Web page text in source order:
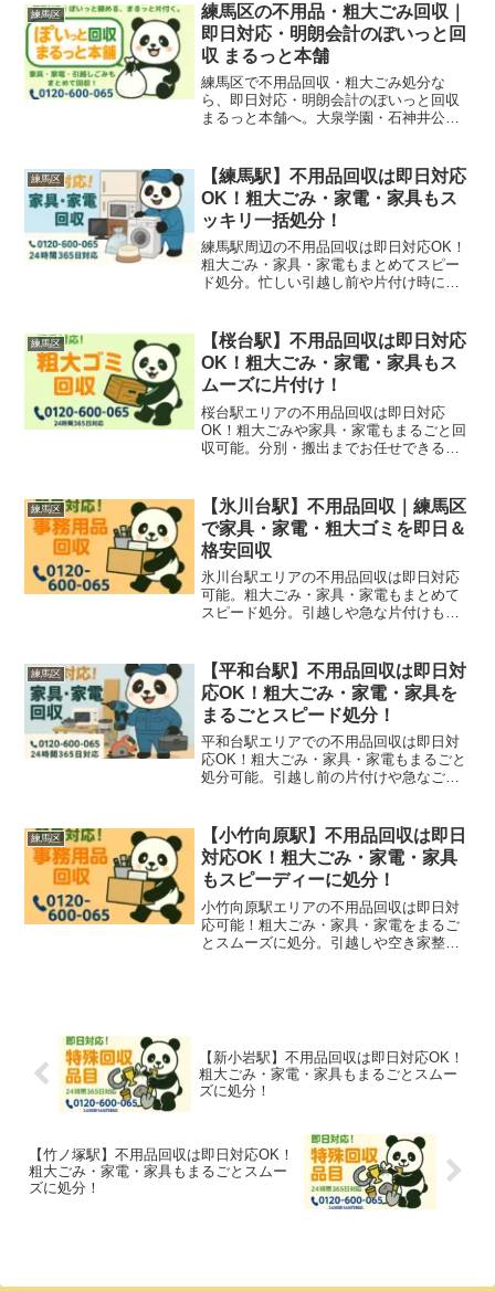
練馬区
練馬区の不用品・粗大ごみ回収｜
即日対応・明朗会計のぽいっと回
収 まるっと本舗
練馬区で不用品回収・粗大ごみ処分な
ら、即日対応・明朗会計のぽいっと回収
まるっと本舗へ。大泉学園・石神井公
に対応。家庭ごみから店舗・オフィスの
撤去まで、幅広く対応いたします。
練馬区
【練馬駅】不用品回収は即日対応
OK！粗大ごみ・家電・家具もス
ッキリ一括処分！
練馬駅周辺の不用品回収は即日対応OK！
粗大ごみ・家具・家電もまとめてスピー
ド処分。忙しい引越し前や片付け時にも
練馬区
【桜台駅】不用品回収は即日対応
OK！粗大ごみ・家電・家具もス
ムーズに片付け！
桜台駅エリアの不用品回収は即日対応
OK！粗大ごみや家具・家電もまるごと回
収可能。分別・搬出までお任せできる安
練馬区
【氷川台駅】不用品回収｜練馬区
で家具・家電・粗大ゴミを即日＆
格安回収
氷川台駅エリアの不用品回収は即日対応
可能。粗大ごみ・家具・家電もまとめて
スピード処分。引越しや急な片付けも安
練馬区
【平和台駅】不用品回収は即日対
応OK！粗大ごみ・家電・家具を
まるごとスピード処分！
平和台駅エリアでの不用品回収は即日対
応OK！粗大ごみ・家具・家電もまるごと
処分可能。引越し前の片付けや急なご依
練馬区
【小竹向原駅】不用品回収は即日
対応OK！粗大ごみ・家電・家具
もスピーディーに処分！
小竹向原駅エリアの不用品回収は即日対
応可能！粗大ごみ・家具・家電をまるご
とスムーズに処分。引越しや空き家整理
【新小岩駅】不用品回収は即日対応OK！
粗大ごみ・家電・家具もまるごとスムー
ズに処分！
【竹ノ塚駅】不用品回収は即日対応OK！
粗大ごみ・家電・家具もまるごとスムー
ズに処分！